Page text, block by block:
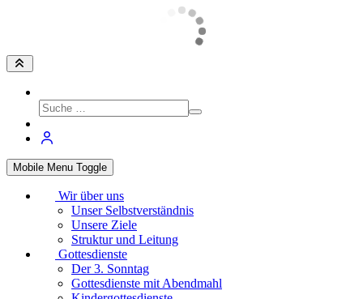
Mobile Menu Toggle
Wir über uns
Unser Selbstverständnis
Unsere Ziele
Struktur und Leitung
Gottesdienste
Der 3. Sonntag
Gottesdienste mit Abendmahl